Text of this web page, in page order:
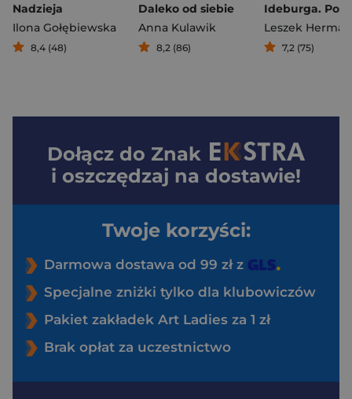
Nadzieja
Ilona Gołębiewska
8,4 (48)
Daleko od siebie
Anna Kulawik
8,2 (86)
Leszek Herman
7,2 (75)
Dołącz do Znak
i oszczędzaj na dostawie!
Twoje korzyści:
Darmowa dostawa od 99 zł z
Specjalne zniżki tylko dla klubowiczów
Pakiet zakładek Art Ladies za 1 zł
Brak opłat za uczestnictwo